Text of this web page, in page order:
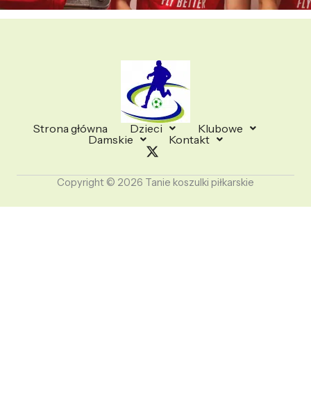
Strona główna Dzieci
Klubowe
Damskie
Kontakt
Copyright © 2026 Tanie koszulki piłkarskie